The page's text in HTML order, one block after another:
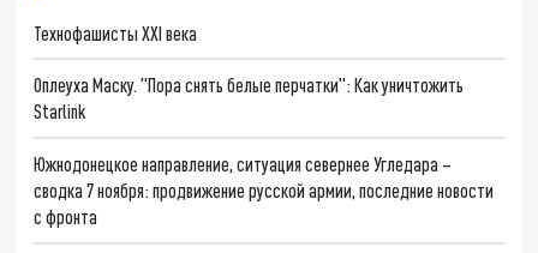
Технофашисты XXI века
Оплеуха Маску. "Пора снять белые перчатки": Как уничтожить
Starlink
Южнодонецкое направление, ситуация севернее Угледара –
сводка 7 ноября: продвижение русской армии, последние новости
с фронта